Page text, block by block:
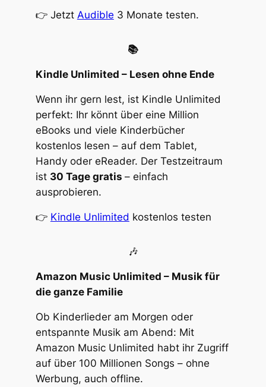
👉 Jetzt Audible 3 Monate testen.
📚
Kindle Unlimited – Lesen ohne Ende
Wenn ihr gern lest, ist Kindle Unlimited
perfekt: Ihr könnt über eine Million
eBooks und viele Kinderbücher
kostenlos lesen – auf dem Tablet,
Handy oder eReader. Der Testzeitraum
ist 30 Tage gratis – einfach
ausprobieren.
👉 Kindle Unlimited kostenlos testen
🎶
Amazon Music Unlimited – Musik für
die ganze Familie
Ob Kinderlieder am Morgen oder
entspannte Musik am Abend: Mit
Amazon Music Unlimited habt ihr Zugriff
auf über 100 Millionen Songs – ohne
Werbung, auch offline.